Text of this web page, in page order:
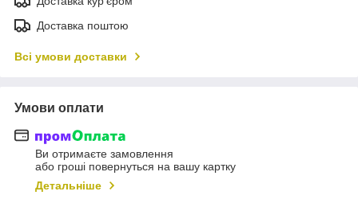
Доставка поштою
Всі умови доставки
Умови оплати
Ви отримаєте замовлення
або гроші повернуться на вашу картку
Детальніше